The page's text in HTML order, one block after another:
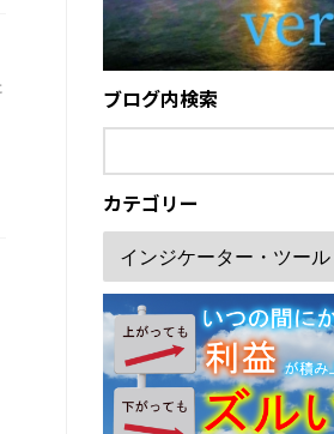
ブログ内検索
カテゴリー